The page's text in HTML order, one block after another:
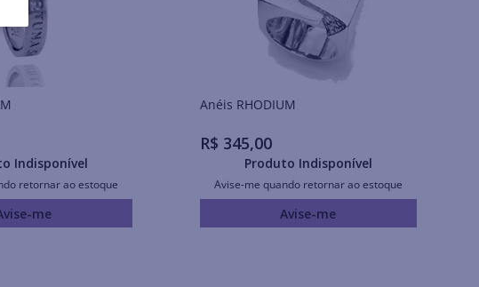
Indisponível
retornar ao estoque
me
Anéis RHODIUM
R$ 345,00
Produto Indisponível
Avise-me quando retornar ao estoque
Avise-me